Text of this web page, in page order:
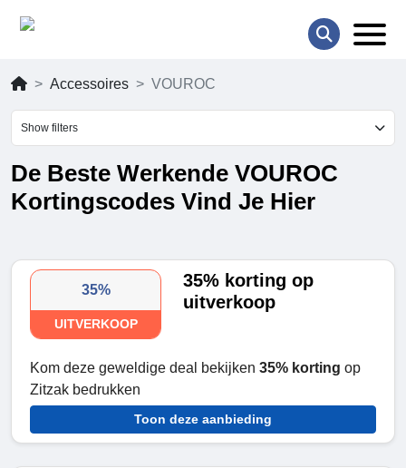
Accessoires VOUROC
Show filters
De Beste Werkende VOUROC
Kortingscodes Vind Je Hier
35%
UITVERKOOP
35% korting op
uitverkoop
Kom deze geweldige deal bekijken 35% korting op
Zitzak bedrukken
Toon deze aanbieding